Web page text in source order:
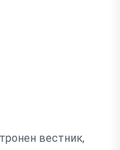
вестник,